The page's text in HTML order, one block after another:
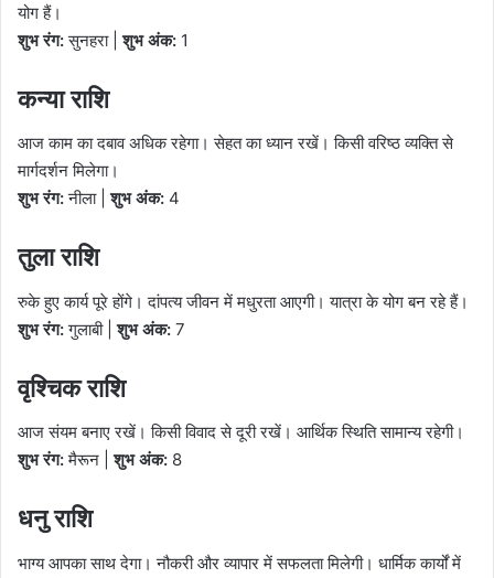
योग हैं।
शुभ रंग:सुनहरा |शुभ अंक: 1
कन्या राशि
आज काम का दबाव अधिक रहेगा। सेहत का ध्यान रखें। किसी वरिष्ठ व्यक्ति से
मार्गदर्शन मिलेगा।
शुभ रंग:नीला |शुभ अंक: 4
तुला राशि
रुके हुए कार्य पूरे होंगे। दांपत्य जीवन में मधुरता आएगी। यात्रा के योग बन रहे हैं।
शुभ रंग:गुलाबी |शुभ अंक: 7
वृश्चिक राशि
आज संयम बनाए रखें। किसी विवाद से दूरी रखें। आर्थिक स्थिति सामान्य रहेगी।
शुभ रंग:मैरून |शुभ अंक: 8
धनु राशि
भाग्य आपका साथ देगा। नौकरी और व्यापार में सफलता मिलेगी। धार्मिक कार्यों में